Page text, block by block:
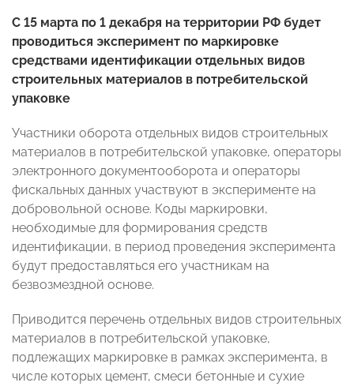
С 15 марта по 1 декабря на территории РФ будет
проводиться эксперимент по маркировке
средствами идентификации отдельных видов
строительных материалов в потребительской
упаковке
Участники оборота отдельных видов строительных
материалов в потребительской упаковке, операторы
электронного документооборота и операторы
фискальных данных участвуют в эксперименте на
добровольной основе. Коды маркировки,
необходимые для формирования средств
идентификации, в период проведения эксперимента
будут предоставляться его участникам на
безвозмездной основе.
Приводится перечень отдельных видов строительных
материалов в потребительской упаковке,
подлежащих маркировке в рамках эксперимента, в
числе которых цемент, смеси бетонные и сухие